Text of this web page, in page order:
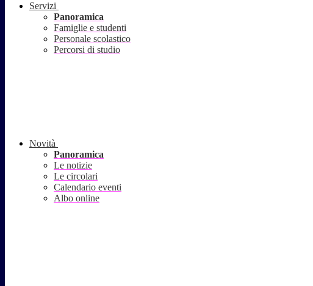
Servizi
Panoramica
Famiglie e studenti
Personale scolastico
Percorsi di studio
Novità
Panoramica
Le notizie
Le circolari
Calendario eventi
Albo online